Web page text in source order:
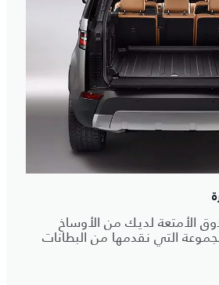
الأمتعة لديك من الأوساخ
التي نقدمها من البطانات